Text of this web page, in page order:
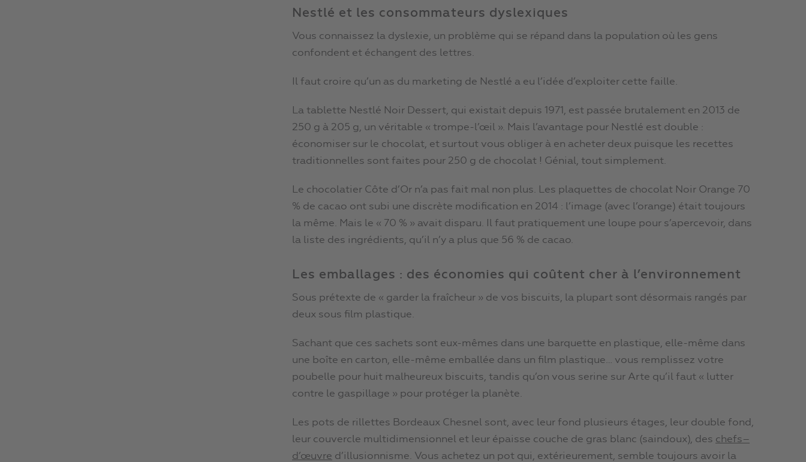
Nestlé et les consommateurs dyslexiques
Vous connaissez la dyslexie, un problème qui se répand dans la population où les gens
confondent et échangent des lettres.
Il faut croire qu’un as du marketing de Nestlé a eu l’idée d’exploiter cette faille.
La tablette Nestlé Noir Dessert, qui existait depuis 1971, est passée brutalement en 2013 de
250 g à 205 g, un véritable « trompe-l’œil ». Mais l’avantage pour Nestlé est double :
économiser sur le chocolat, et surtout vous obliger à en acheter deux puisque les recettes
traditionnelles sont faites pour 250 g de chocolat ! Génial, tout simplement.
Le chocolatier Côte d’Or n’a pas fait mal non plus. Les plaquettes de chocolat Noir Orange 70
% de cacao ont subi une discrète modification en 2014 : l’image (avec l’orange) était toujours
la même. Mais le « 70 % » avait disparu. Il faut pratiquement une loupe pour s’apercevoir, dans
la liste des ingrédients, qu’il n’y a plus que 56 % de cacao.
Les emballages : des économies qui coûtent cher à l’environnement
Sous prétexte de « garder la fraîcheur » de vos biscuits, la plupart sont désormais rangés par
deux sous film plastique.
Sachant que ces sachets sont eux-mêmes dans une barquette en plastique, elle-même dans
une boîte en carton, elle-même emballée dans un film plastique… vous remplissez votre
poubelle pour huit malheureux biscuits, tandis qu’on vous serine sur Arte qu’il faut « lutter
contre le gaspillage » pour protéger la planète.
Les pots de rillettes Bordeaux Chesnel sont, avec leur fond plusieurs étages, leur double fond,
leur couvercle multidimensionnel et leur épaisse couche de gras blanc (saindoux), des chefs–
d’œuvre d’illusionnisme. Vous achetez un pot qui, extérieurement, semble toujours avoir la